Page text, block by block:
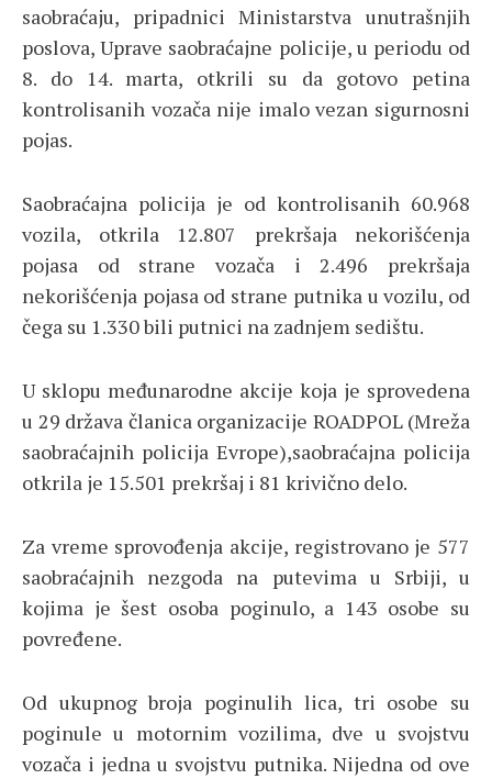
saobraćaju, pripadnici Ministarstva unutrašnjih
poslova, Uprave saobraćajne policije, u periodu od
8. do 14. marta, otkrili su da gotovo petina
kontrolisanih vozača nije imalo vezan sigurnosni
pojas.
Saobraćajna policija je od kontrolisanih 60.968
vozila, otkrila 12.807 prekršaja nekorišćenja
pojasa od strane vozača i 2.496 prekršaja
nekorišćenja pojasa od strane putnika u vozilu, od
čega su 1.330 bili putnici na zadnjem sedištu.
U sklopu međunarodne akcije koja je sprovedena
u 29 država članica organizacije ROADPOL (Mreža
saobraćajnih policija Evrope),saobraćajna policija
otkrila je 15.501 prekršaj i 81 krivično delo.
Za vreme sprovođenja akcije, registrovano je 577
saobraćajnih nezgoda na putevima u Srbiji, u
kojima je šest osoba poginulo, a 143 osobe su
povređene.
Od ukupnog broja poginulih lica, tri osobe su
poginule u motornim vozilima, dve u svojstvu
vozača i jedna u svojstvu putnika. Nijedna od ove